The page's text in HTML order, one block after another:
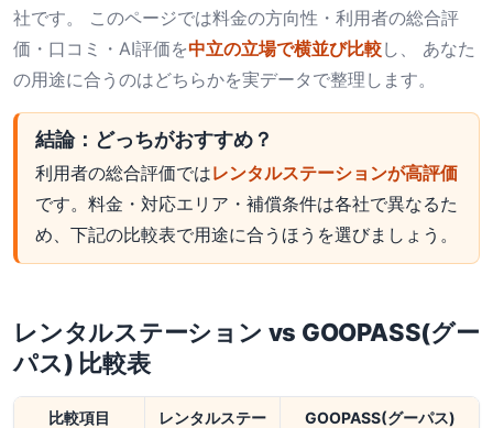
社です。 このページでは料金の方向性・利用者の総合評
価・口コミ・AI評価を中立の立場で横並び比較し、 あなた
の用途に合うのはどちらかを実データで整理します。
結論：どっちがおすすめ？
利用者の総合評価ではレンタルステーションが高評価
です。料金・対応エリア・補償条件は各社で異なるた
め、下記の比較表で用途に合うほうを選びましょう。
レンタルステーション vs GOOPASS(グー
パス) 比較表
比較項目
レンタルステー
GOOPASS(グーパス)